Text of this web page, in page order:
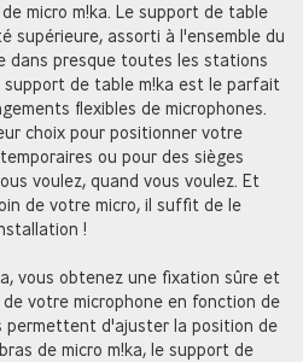
micro m!ka. Le support de table
supérieure, assorti à l'ensemble du
dans presque toutes les stations
support de table m!ka est le parfait
flexibles de microphones.
choix pour positionner votre
ou pour des sièges
voulez, quand vous voulez. Et
de votre micro, il suffit de le
!
vous obtenez une fixation sûre et
votre microphone en fonction de
permettent d'ajuster la position de
de micro m!ka, le support de